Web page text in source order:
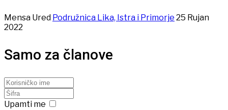
Mensa Ured Podružnica Lika, Istra i Primorje 25 Rujan
2022
Samo za članove
Upamti me